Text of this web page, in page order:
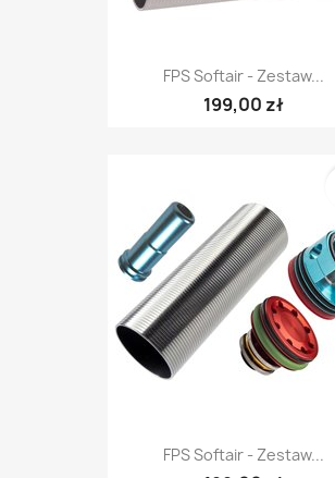
FPS Softair - Zestaw...
199,00 zł
FPS Softair - Zestaw...